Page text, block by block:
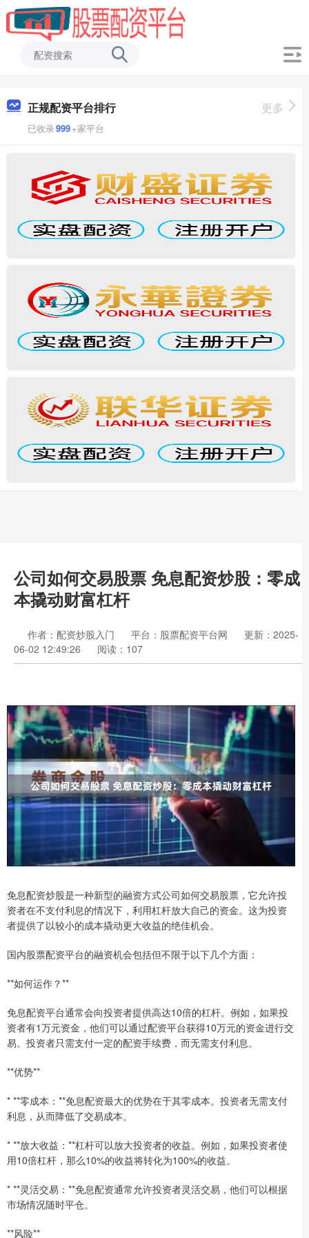
正规配资平台排行
已收录999+家平台
更多
公司如何交易股票 免息配资炒股：零成
本撬动财富杠杆
作者：配资炒股入门 平台：股票配资平台网
更新：2025-
06-02 12:49:26
阅读：107
免息配资炒股是一种新型的融资方式公司如何交易股票，它允许投
资者在不支付利息的情况下，利用杠杆放大自己的资金。这为投资
者提供了以较小的成本撬动更大收益的绝佳机会。
国内股票配资平台的融资机会包括但不限于以下几个方面：
**如何运作？**
免息配资平台通常会向投资者提供高达10倍的杠杆。例如，如果投
资者有1万元资金，他们可以通过配资平台获得10万元的资金进行交
易。投资者只需支付一定的配资手续费，而无需支付利息。
**优势**
* **零成本：**免息配资最大的优势在于其零成本。投资者无需支付
利息，从而降低了交易成本。
* **放大收益：**杠杆可以放大投资者的收益。例如，如果投资者使
用10倍杠杆，那么10%的收益将转化为100%的收益。
* **灵活交易：**免息配资通常允许投资者灵活交易，他们可以根据
市场情况随时平仓。
**风险**